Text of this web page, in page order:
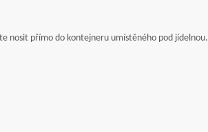
nosit přímo do kontejneru umístěného pod jídelnou.